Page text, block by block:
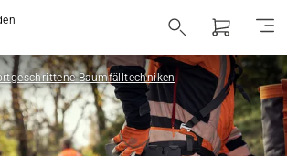
Baumfälltechniken